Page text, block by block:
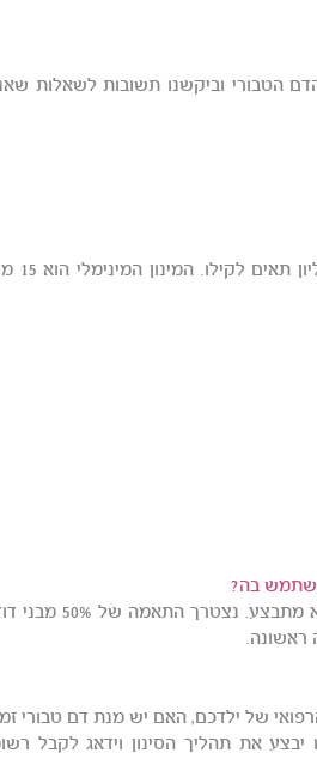
הטבורי וביקשנו תשובות לשאלות
מספר התאים האופטימלי
בה?
אנחנו שוקלים שימוש במנות דם טבורי של בני דודים, אך זה עדיין לא
קצר על המצב הרפואי של ילדכם, האם יש מנת דם טבורי
את תהליך הסינון וידאג לקבל